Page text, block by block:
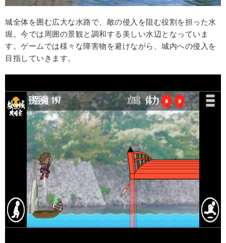
城全体を囲む広大な水路で、敵の侵入を阻む役割を担った水
堀。今では周囲の景観と調和する美しい水辺となっていま
す。ゲームでは様々な障害物を避けながら、城内への侵入を
目指していきます。